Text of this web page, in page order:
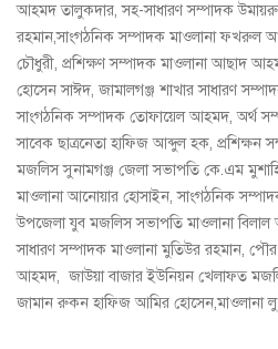
আহমদ তালুকদার, সহ-সাধারণ সম্পাদক
রহমান,সাংগঠনিক সম্পাদক মাওলানা ফখরুল
চৌধুরী, প্রশিক্ষণ সম্পাদক মাওলানা আছাদ
হোসেন সাঈদ, জামালগঞ্জ শাখার সাধারণ
সাংগঠনিক সম্পাদক তোফায়েল আহমদ, অর্থ
সাবেক ছাত্রনেতা হাফিজ আব্দুল হক, প্রশিক্ষন
মজলিস সুনামগঞ্জ জেলা সভাপতি কে.এম
মাওলানা আনোয়ার হোসাইন, সাংগঠনিক
উপজেলা যুব মজলিস সভাপতি মাওলানা
সাধারণ সম্পাদক মাওলানা মুতিউর রহমান,
আহমদ, জাউয়া বাজার ইউনিয়ন খেলাফত
জামান রুকন হাফিজ আমির হোসেন,মাওলানা